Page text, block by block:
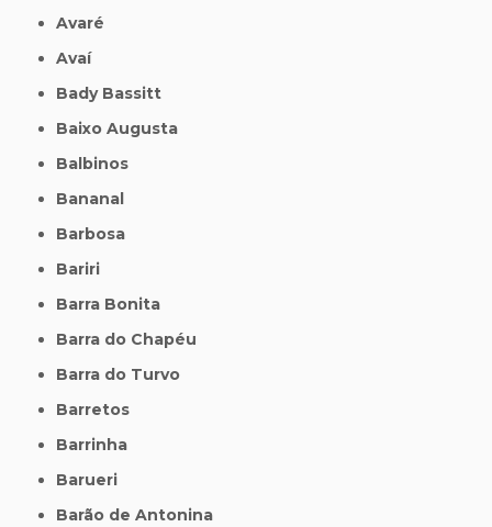
Avaré
Avaí
Bady Bassitt
Baixo Augusta
Balbinos
Bananal
Barbosa
Bariri
Barra Bonita
Barra do Chapéu
Barra do Turvo
Barretos
Barrinha
Barueri
Barão de Antonina